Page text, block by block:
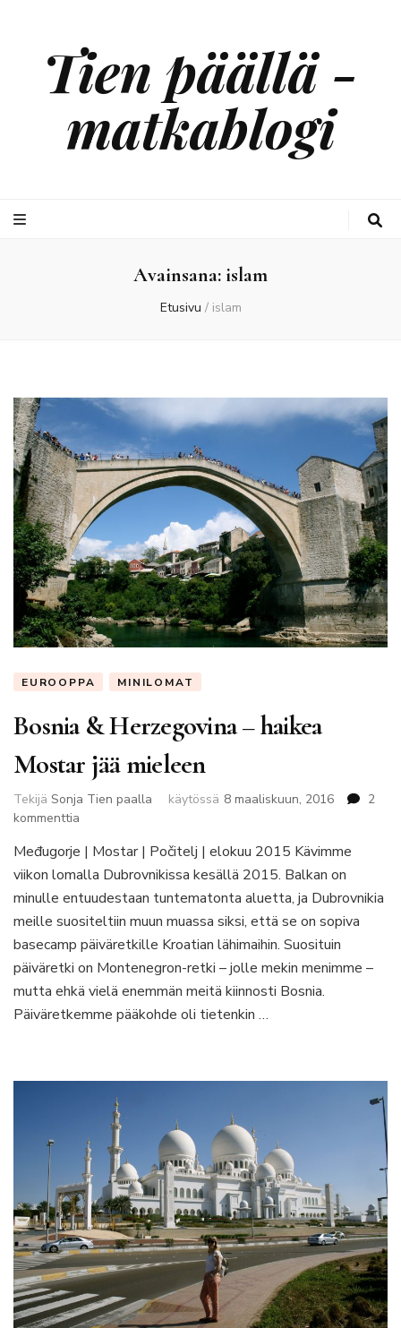
Tien päällä -
matkablogi
Avainsana: islam
Etusivu / islam
EUROOPPA MINILOMAT
Bosnia & Herzegovina – haikea
Mostar jää mieleen
Tekijä Sonja Tien paalla käytössä 8 maaliskuun, 2016
2
kommenttia
&
Herzegovina
–
Mostar
jää
mieleen
Međugorje | Mostar | Počitelj | elokuu 2015 Kävimme
viikon lomalla Dubrovnikissa kesällä 2015. Balkan on
minulle entuudestaan tuntematonta aluetta, ja Dubrovnikia
meille suositeltiin muun muassa siksi, että se on sopiva
basecamp päiväretkille Kroatian lähimaihin. Suosituin
päiväretki on Montenegron-retki – jolle mekin menimme –
mutta ehkä vielä enemmän meitä kiinnosti Bosnia.
Päiväretkemme pääkohde oli tietenkin …